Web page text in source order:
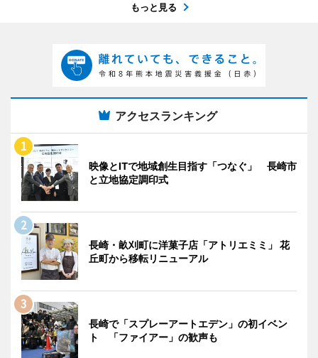
もっと見る
アクセスランキング
映像とITで地域創生目指す「つなぐ」 長崎市
と立地協定調印式
長崎・畝刈町に洋菓子店「アトリエミミ」 花
丘町から移転リニューアル
長崎で「スプレーアートエデン」の初イベン
ト 「ファイアー」の歓声も